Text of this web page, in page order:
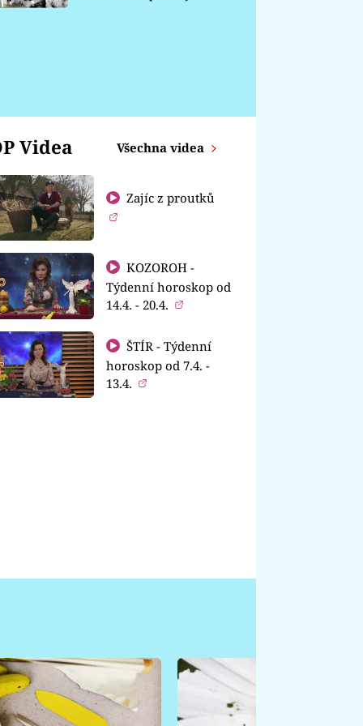
Videa Všechna videa
Zajíc z proutků
KOZOROH -
Týdenní horoskop od
14.4. - 20.4.
ŠTÍR - Týdenní
horoskop od 7.4. -
13.4.